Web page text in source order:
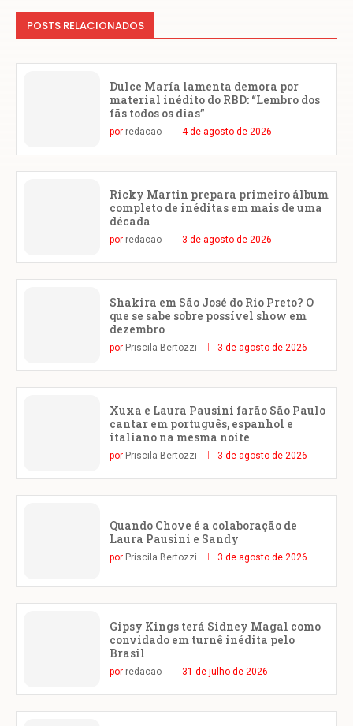
POSTS RELACIONADOS
Dulce María lamenta demora por
material inédito do RBD: “Lembro dos
fãs todos os dias”
por redacao 4 de agosto de 2026
Ricky Martin prepara primeiro álbum
completo de inéditas em mais de uma
década
por redacao 3 de agosto de 2026
Shakira em São José do Rio Preto? O
que se sabe sobre possível show em
dezembro
por Priscila Bertozzi 3 de agosto de 2026
Xuxa e Laura Pausini farão São Paulo
cantar em português, espanhol e
italiano na mesma noite
por Priscila Bertozzi 3 de agosto de 2026
Quando Chove é a colaboração de
Laura Pausini e Sandy
por Priscila Bertozzi 3 de agosto de 2026
Gipsy Kings terá Sidney Magal como
convidado em turnê inédita pelo
Brasil
por redacao 31 de julho de 2026